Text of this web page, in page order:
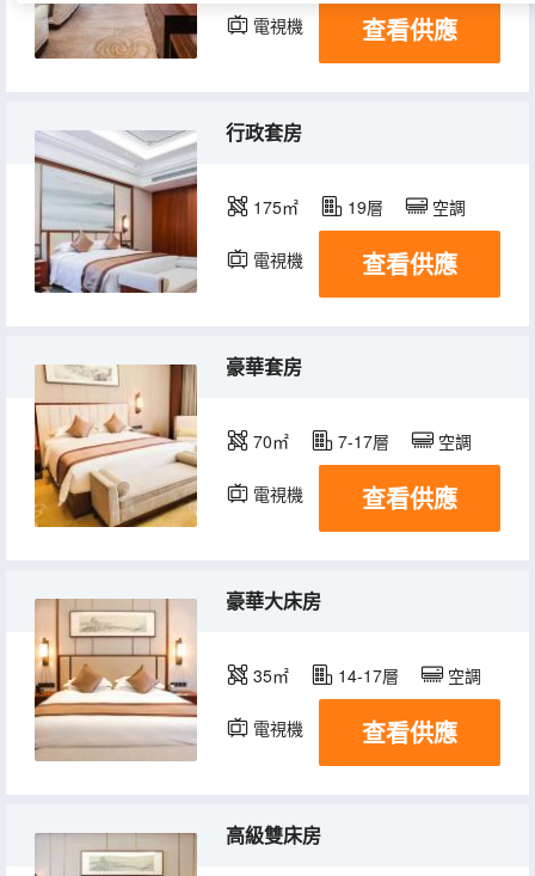
電視機 冰箱
查看供應
行政套房
175㎡ 19層 空調
電視機 冰箱
查看供應
豪華套房
70㎡ 7-17層 空調
電視機 冰箱
查看供應
豪華大床房
35㎡ 14-17層 空調
電視機 冰箱
查看供應
高級雙床房